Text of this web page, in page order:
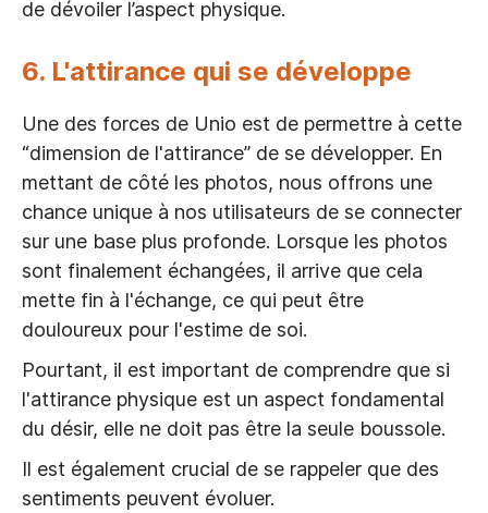
de dévoiler l’aspect physique.
6. L'attirance qui se développe
Une des forces de Unio est de permettre à cette
“dimension de l'attirance” de se développer. En
mettant de côté les photos, nous offrons une
chance unique à nos utilisateurs de se connecter
sur une base plus profonde. Lorsque les photos
sont finalement échangées, il arrive que cela
mette fin à l'échange, ce qui peut être
douloureux pour l'estime de soi.
Pourtant, il est important de comprendre que si
l'attirance physique est un aspect fondamental
du désir, elle ne doit pas être la seule boussole.
Il est également crucial de se rappeler que des
sentiments peuvent évoluer.